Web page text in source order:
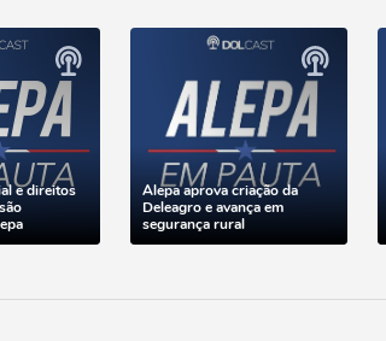
e direitos
Alepa aprova criação da
Deleagro e avança em
segurança rural